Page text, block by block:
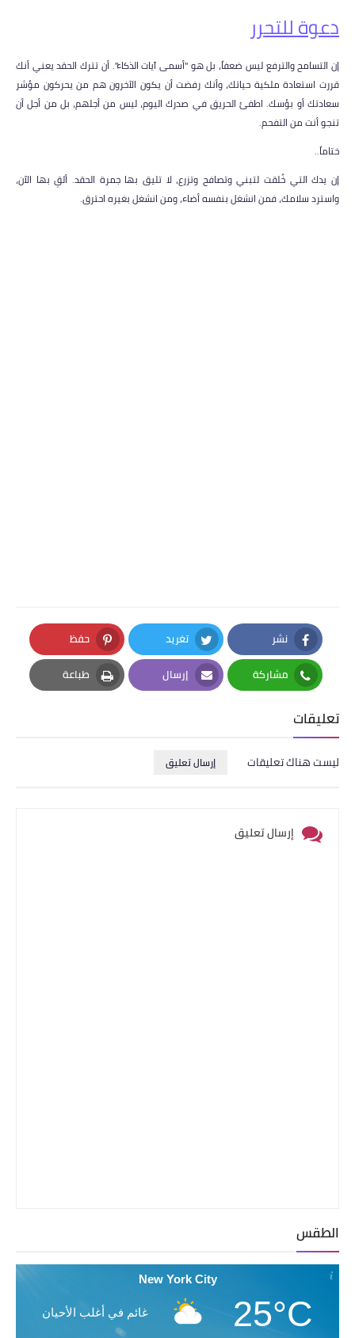
دعوة للتحرر
إن التسامح والترفع ليس ضعفاً، بل هو "أسمى آيات الذكاء". أن تترك الحقد يعني أنك
قررت استعادة ملكية حياتك، وأنك رفضت أن يكون الآخرون هم من يحركون مؤشر
سعادتك أو بؤسك. اطفئ الحريق في صدرك اليوم، ليس من أجلهم، بل من أجل أن
تنجو أنت من التفحم.
ختاماً..
إن يدك التي خُلقت لتبني وتصافح وتزرع، لا تليق بها جمرة الحقد. ألقِ بها الآن،
واسترد سلامك، فمن انشغل بنفسه أضاء، ومن انشغل بغيره احترق.
نشر
Facebook
تغريد
Twitter
حفظ
Pinterest
مشاركة
Whatsapp
إرسال
Email
طباعة
Print
تعليقات
ليست هناك تعليقات إرسال تعليق
إرسال تعليق
الطقس
New York City
25°C غائم في أغلب الأحيان